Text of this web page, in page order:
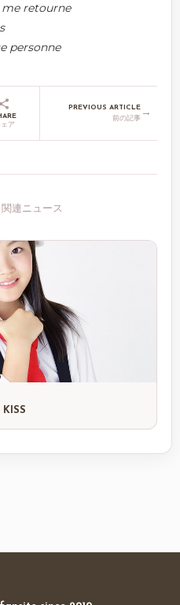
me retourne
personne
ェア
PREVIOUS ARTICLE
前の記事 →
関連ニュース